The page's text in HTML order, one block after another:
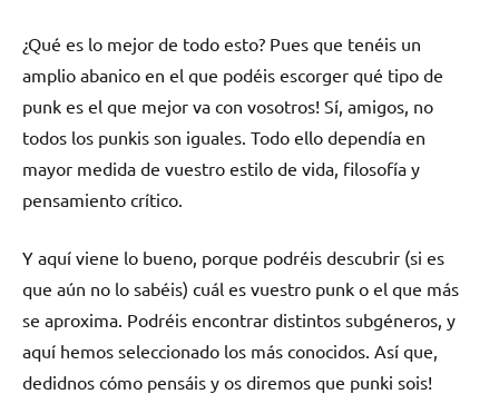
¿Qué es lo mejor de todo esto? Pues que tenéis un
amplio abanico en el que podéis escorger qué tipo de
punk es el que mejor va con vosotros! Sí, amigos, no
todos los punkis son iguales. Todo ello dependía en
mayor medida de vuestro estilo de vida, filosofía y
pensamiento crítico.
Y aquí viene lo bueno, porque podréis descubrir (si es
que aún no lo sabéis) cuál es vuestro punk o el que más
se aproxima. Podréis encontrar distintos subgéneros, y
aquí hemos seleccionado los más conocidos. Así que,
dedidnos cómo pensáis y os diremos que punki sois!